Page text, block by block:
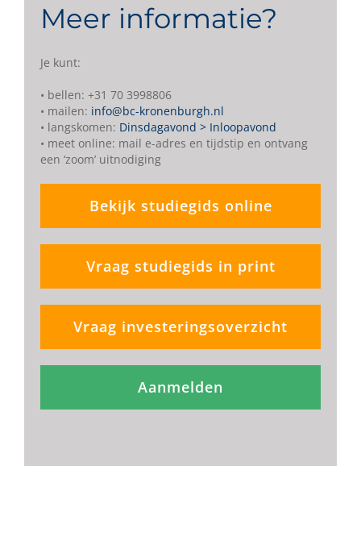
Meer informatie?
Je kunt:
• bellen: +31 70 3998806
• mailen: info@bc-kronenburgh.nl
• langskomen: Dinsdagavond > Inloopavond
• meet online: mail e-adres en tijdstip en ontvang
een ‘zoom’ uitnodiging
Bekijk studiegids online
Vraag studiegids in print
Vraag investeringsoverzicht
Aanmelden